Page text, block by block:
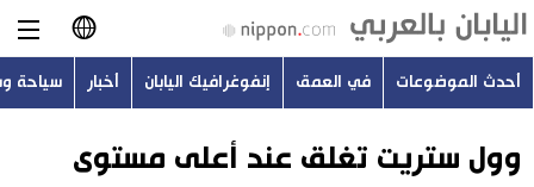
日本語
English
أحدث الموضوعات في العمق إنفوغرافيك اليابان أخبار سياحة
وول ستريت تغلق عند أعلى مستوى